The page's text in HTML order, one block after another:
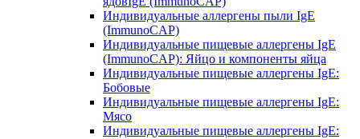
Индивидуальные аллергены пыли IgE
(ImmunoCAP)
Индивидуальные пищевые аллергены IgE
(ImmunoCAP): Яйцо и компоненты яйца
Индивидуальные пищевые аллергены IgE:
Бобовые
Индивидуальные пищевые аллергены IgE:
Мясо
Индивидуальные пищевые аллергены IgE: